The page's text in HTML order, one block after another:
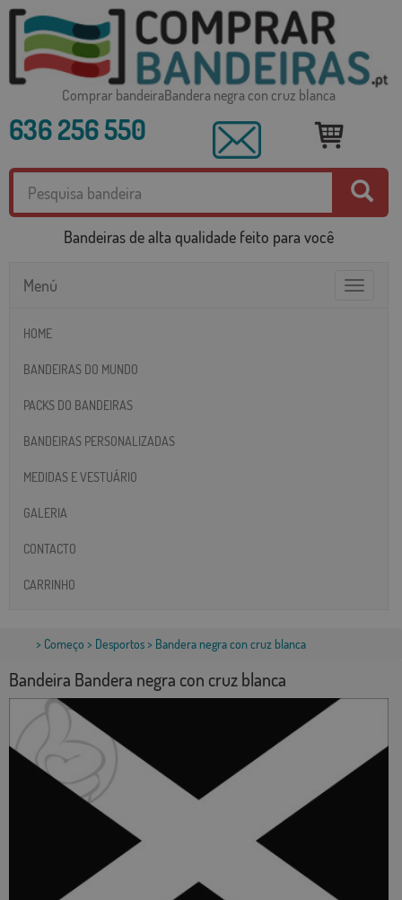
Comprar bandeiraBandera negra con cruz blanca
636 256 550
Bandeiras de alta qualidade feito para você
Toggle
Menú
HOME
BANDEIRAS DO MUNDO
PACKS DO BANDEIRAS
BANDEIRAS PERSONALIZADAS
MEDIDAS E VESTUÁRIO
GALERIA
CONTACTO
CARRINHO
> Começo > Desportos> Bandera negra con cruz blanca
Bandeira Bandera negra con cruz blanca